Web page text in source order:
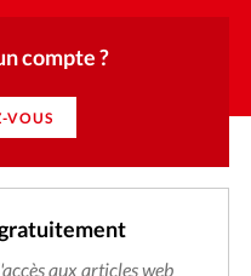
compte ?
VOUS
aux articles web